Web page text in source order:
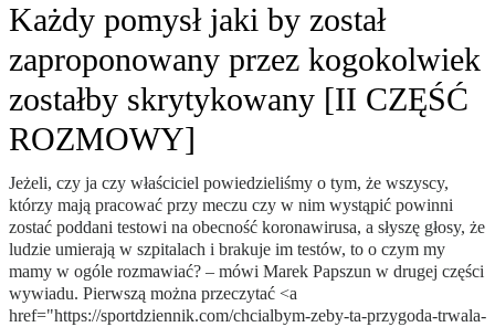
Każdy pomysł jaki by został
zaproponowany przez kogokolwiek
zostałby skrytykowany [II CZĘŚĆ
ROZMOWY]
Jeżeli, czy ja czy właściciel powiedzieliśmy o tym, że wszyscy,
którzy mają pracować przy meczu czy w nim wystąpić powinni
zostać poddani testowi na obecność koronawirusa, a słyszę głosy, że
ludzie umierają w szpitalach i brakuje im testów, to o czym my
mamy w ogóle rozmawiać? – mówi Marek Papszun w drugej części
wywiadu. Pierwszą można przeczytać <a
href="https://sportdziennik.com/chcialbym-zeby-ta-przygoda-trwala-